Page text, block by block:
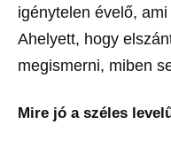
igénytelen évelő,
Ahelyett, hogy
megismerni, miben
Mire jó a széles